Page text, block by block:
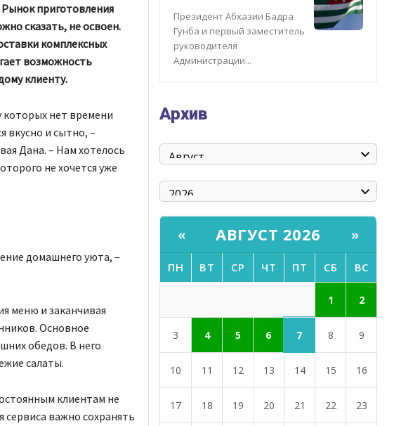
Рынок приготовления
сказать, не освоен.
комплексных
возможность
клиенту.
которых нет времени
вкусно и сытно, –
Дана. – Нам хотелось
не хочется уже
домашнего уюта, –
меню и заканчивая
Основное
обедов. В него
салаты.
клиентам не
важно сохранять
Президент Абхазии Бадра
Гунба и первый заместитель
руководителя
Администрации...
Архив
« АВГУСТ 2026 »
ПН ВТ СР ЧТ ПТ СБ ВС
1 2
3 4 5 6 7 8 9
10 11 12 13 14 15 16
17 18 19 20 21 22 23